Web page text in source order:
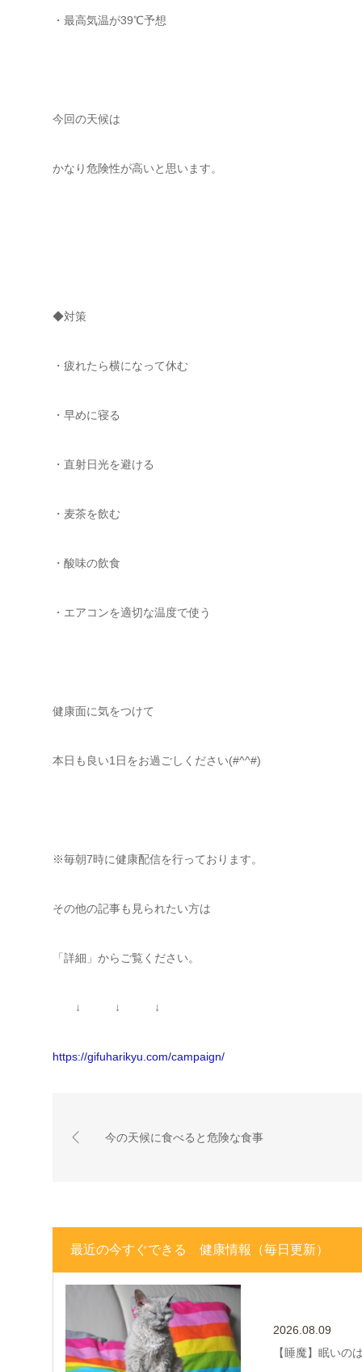
・最高気温が39℃予想
今回の天候は
かなり危険性が高いと思います。
◆対策
・疲れたら横になって休む
・早めに寝る
・直射日光を避ける
・麦茶を飲む
・酸味の飲食
・エアコンを適切な温度で使う
健康面に気をつけて
本日も良い1日をお過ごしください(#^^#)
※毎朝7時に健康配信を行っております。
その他の記事も見られたい方は
「詳細」からご覧ください。
↓ ↓ ↓
https://gifuharikyu.com/campaign/
今の天候に食べると危険な食事
最近の今すぐできる 健康情報（毎日更新）
2026.08.09
【睡魔】眠いの